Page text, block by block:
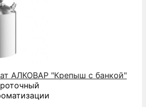
АЛКОВАР "Крепыш с банкой"